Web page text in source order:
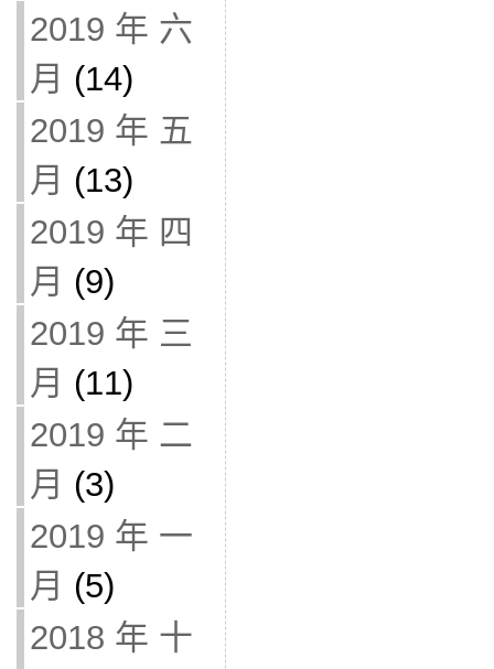
2019 年 六
月 (14)
2019 年 五
月 (13)
2019 年 四
月 (9)
2019 年 三
月 (11)
2019 年 二
月 (3)
2019 年 一
月 (5)
2018 年 十